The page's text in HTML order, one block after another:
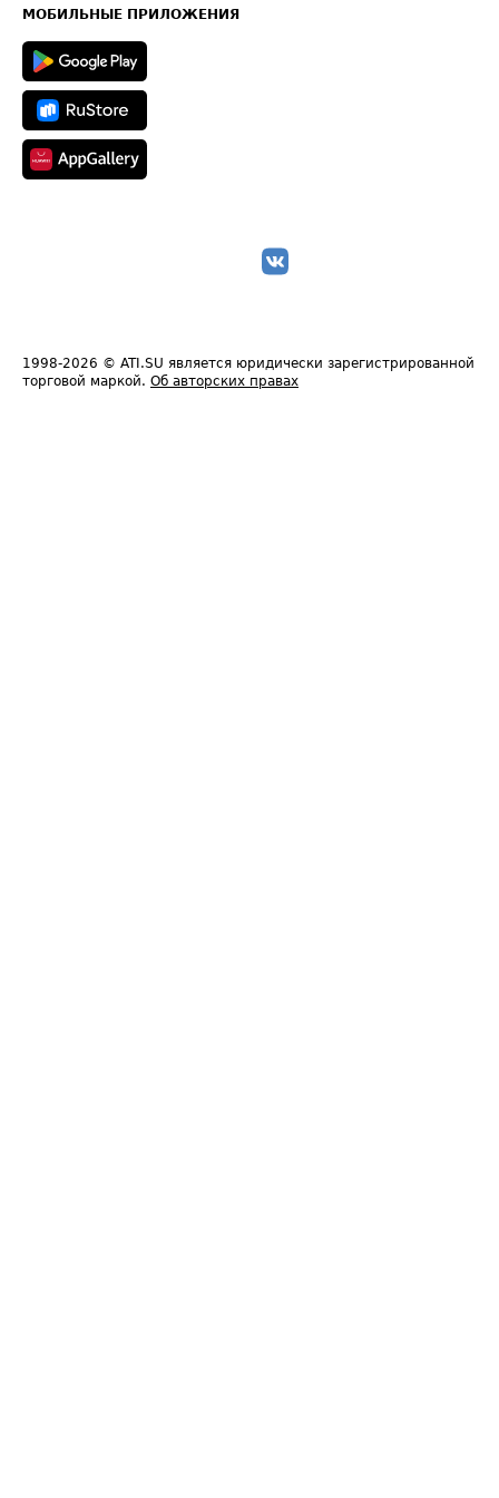
Техническая информация
МОБИЛЬНЫЕ ПРИЛОЖЕНИЯ
1998-2026 © ATI.SU является юридически зарегистрированной
торговой маркой. Об авторских правах